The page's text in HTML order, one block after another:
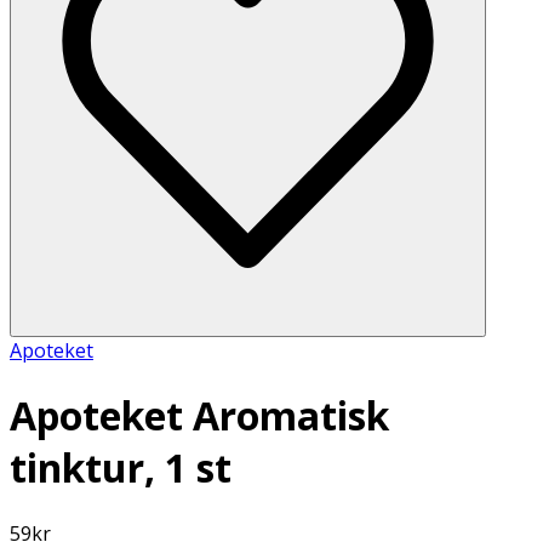
Apoteket
Apoteket Aromatisk
tinktur, 1 st
59kr